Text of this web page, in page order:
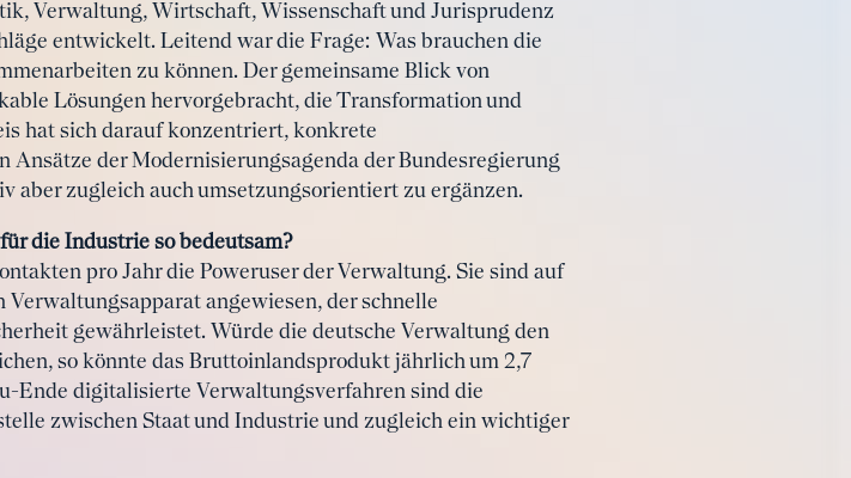
Verwaltung, Wirtschaft, Wissenschaft und Jurisprudenz
entwickelt. Leitend war die Frage: Was brauchen die
zu können. Der gemeinsame Blick von
Lösungen hervorgebracht, die Transformation und
hat sich darauf konzentriert, konkrete
der Modernisierungsagenda der Bundesregierung
aber zugleich auch umsetzungsorientiert zu ergänzen.
die Industrie so bedeutsam?
pro Jahr die Poweruser der Verwaltung. Sie sind auf
angewiesen, der schnelle
gewährleistet. Würde die deutsche Verwaltung den
so könnte das Bruttoinlandsprodukt jährlich um 2,7
Ende digitalisierte Verwaltungsverfahren sind die
zwischen Staat und Industrie und zugleich ein wichtiger